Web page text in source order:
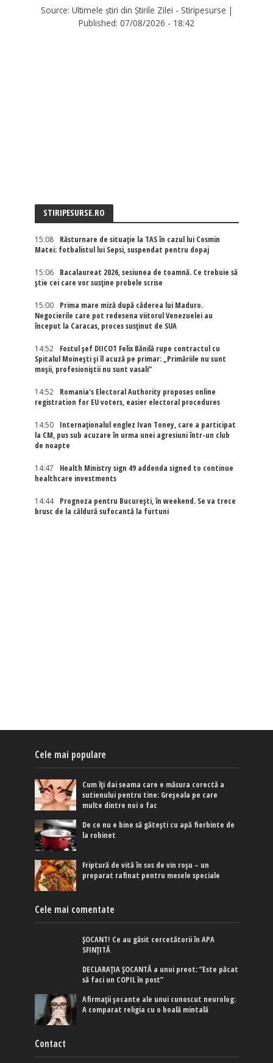
Source: Ultimele știri din Știrile Zilei - Stiripesurse |
Published: 07/08/2026 - 18:42
STIRIPESURSE.RO
15:08
Răsturnare de situație la TAS în cazul lui Cosmin
Matei: fotbalistul lui Sepsi, suspendat pentru dopaj
15:06
Bacalaureat 2026, sesiunea de toamnă. Ce trebuie să
știe cei care vor susține probele scrise
15:00
Prima mare miză după căderea lui Maduro.
Negocierile care pot redesena viitorul Venezuelei au
început la Caracas, proces susținut de SUA
14:52
Fostul șef DIICOT Felix Bănilă rupe contractul cu
Spitalul Moinești și îl acuză pe primar: „Primăriile nu sunt
moșii, profesioniștii nu sunt vasali”
14:52
Romania's Electoral Authority proposes online
registration for EU voters, easier electoral procedures
14:50
Internaţionalul englez Ivan Toney, care a participat
la CM, pus sub acuzare în urma unei agresiuni într-un club
de noapte
14:47
Health Ministry sign 49 addenda signed to continue
healthcare investments
14:44
Prognoza pentru București, în weekend. Se va trece
brusc de la căldură sufocantă la furtuni
Cele mai populare
Cum îți dai seama care e măsura corectă a
sutienului pentru tine: Greșeala pe care
multe dintre noi o fac
De ce nu e bine să gătești cu apă fierbinte de
la robinet
Friptură de vită în sos de vin roșu – un
preparat rafinat pentru mesele speciale
Cele mai comentate
ȘOCANT! Ce au găsit cercetătorii în APA
SFINȚITĂ
DECLARAȚIA ȘOCANTĂ a unui preot: ”Este păcat
să faci un COPIL în post”
Afirmaţii şocante ale unui cunoscut neurolog:
A comparat religia cu o boală mintală
Contact